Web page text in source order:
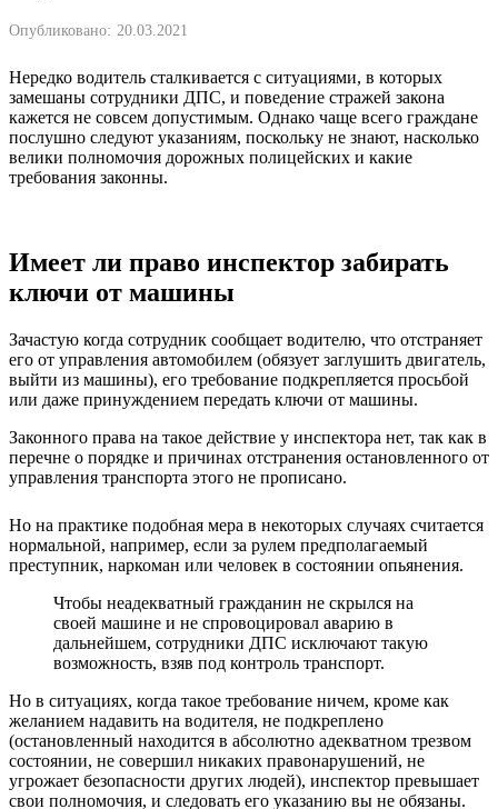
Опубликовано: 20.03.2021
Нередко водитель сталкивается с ситуациями, в которых
замешаны сотрудники ДПС, и поведение стражей закона
кажется не совсем допустимым. Однако чаще всего граждане
послушно следуют указаниям, поскольку не знают, насколько
велики полномочия дорожных полицейских и какие
требования законны.
Имеет ли право инспектор забирать
ключи от машины
Зачастую когда сотрудник сообщает водителю, что отстраняет
его от управления автомобилем (обязует заглушить двигатель,
выйти из машины), его требование подкрепляется просьбой
или даже принуждением передать ключи от машины.
Законного права на такое действие у инспектора нет, так как в
перечне о порядке и причинах отстранения остановленного от
управления транспорта этого не прописано.
Но на практике подобная мера в некоторых случаях считается
нормальной, например, если за рулем предполагаемый
преступник, наркоман или человек в состоянии опьянения.
Чтобы неадекватный гражданин не скрылся на
своей машине и не спровоцировал аварию в
дальнейшем, сотрудники ДПС исключают такую
возможность, взяв под контроль транспорт.
Но в ситуациях, когда такое требование ничем, кроме как
желанием надавить на водителя, не подкреплено
(остановленный находится в абсолютно адекватном трезвом
состоянии, не совершил никаких правонарушений, не
угрожает безопасности других людей), инспектор превышает
свои полномочия, и следовать его указанию вы не обязаны.